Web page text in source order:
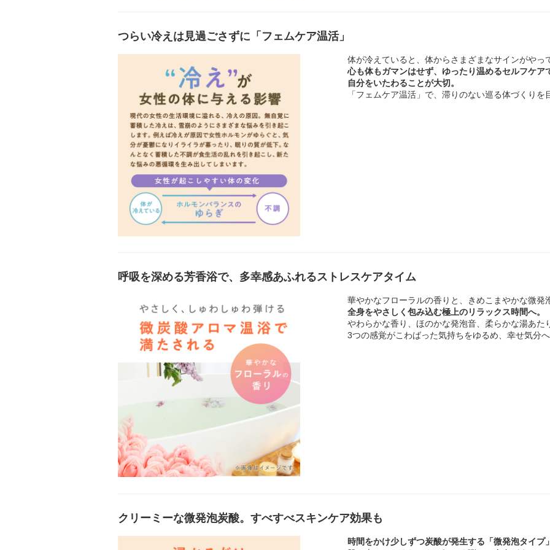
つらい冷えは見過ごさずに「フェムケア温活」
体が冷えていると、体からさまざまなサインがやっ
心も体もガマンはせず、ゆったり温めるセルフケア
自分をいたわることが大切。
「フェムケア温活」で、滞りのない巡る体づくりを
呼吸を深める芳香浴で、多幸感あふれるストレスケアタイム
華やかなフローラルの香りと、きめこまやかな微発
全身をやさしく包み込む極上のリラックス時間へ。
やわらかな香り、ほのかな発泡音、柔らかな湯あた
3つの感覚がこわばった気持ちをゆるめ、幸せ気分へ
クリーミーな微発泡炭酸。すべすべスキンケア効果も
時間をかけ少しずつ炭酸が発生する「微発泡タイプ